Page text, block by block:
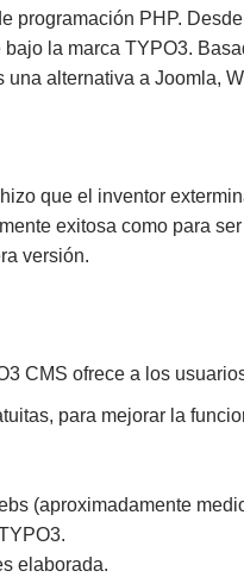
PHP.
la marca TYPO3.
alternativa a Joomla,
que el inventor
exitosa como para
versión.
CMS ofrece a los
para mejorar la
(aproximadamente
elaborada.